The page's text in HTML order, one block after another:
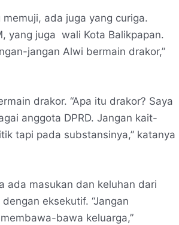
ada juga yang curiga.
yang juga wali Kota Balikpapan.
jangan Alwi bermain drakor,”
drakor. “Apa itu drakor? Saya
anggota DPRD. Jangan kait-
tapi pada substansinya,” katanya
ada masukan dan keluhan dari
eksekutif. “Jangan
bawa keluarga,”